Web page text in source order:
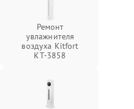
Ремонт
увлажнителя
воздуха Kitfort
КТ-3858